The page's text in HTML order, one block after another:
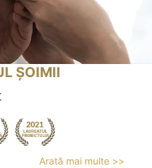
ȘOIMII
Arată mai multe >>